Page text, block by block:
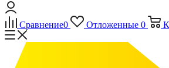
Сравнение0 Отложенные 0